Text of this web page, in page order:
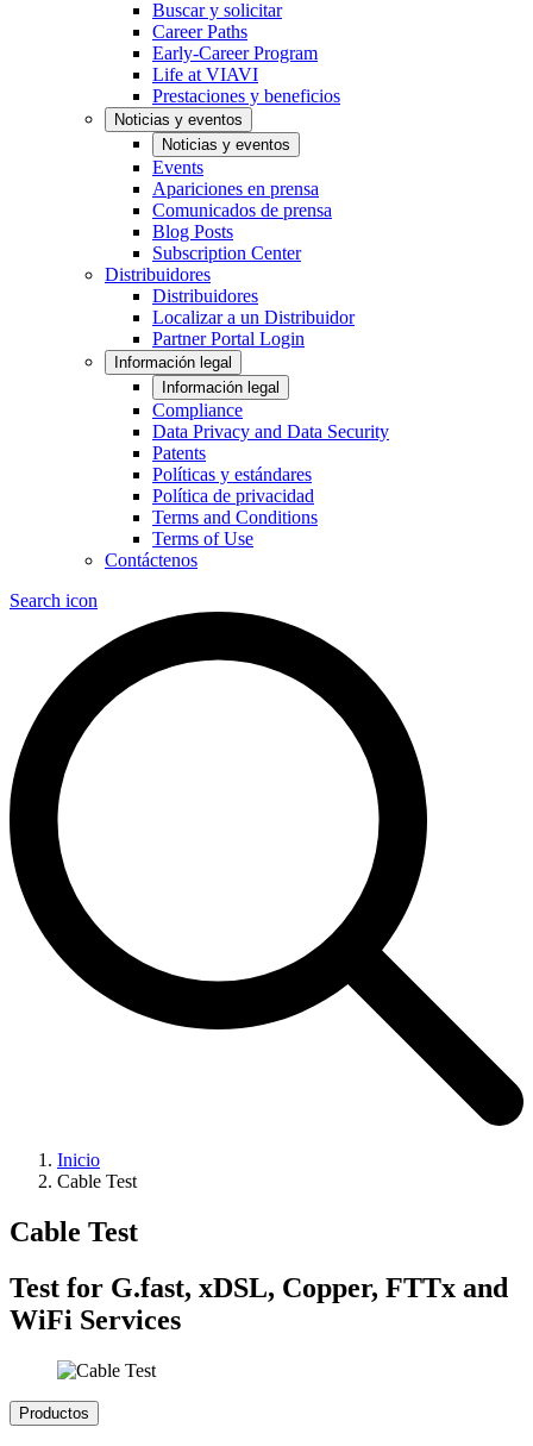
Buscar y solicitar
Career Paths
Early-Career Program
Life at VIAVI
Prestaciones y beneficios
Noticias y eventos
Noticias y eventos
Events
Apariciones en prensa
Comunicados de prensa
Blog Posts
Subscription Center
Distribuidores
Distribuidores
Localizar a un Distribuidor
Partner Portal Login
Información legal
Información legal
Compliance
Data Privacy and Data Security
Patents
Políticas y estándares
Política de privacidad
Terms and Conditions
Terms of Use
Contáctenos
Search icon
Inicio
Cable Test
Cable Test
Test for G.fast, xDSL, Copper, FTTx and
WiFi Services
Productos